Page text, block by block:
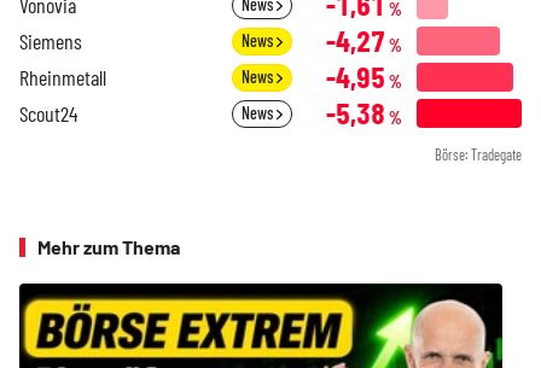
%
Siemens News -4,27 %
Rheinmetall News -4,95 %
Scout24 News -5,38 %
Börse: Tradegate
Mehr zum Thema